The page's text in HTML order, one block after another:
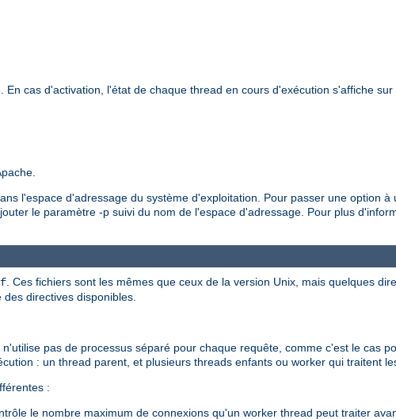
cas d'activation, l'état de chaque thread en cours d'exécution s'affiche sur
l'espace d'adressage du système d'exploitation. Pour passer une option à
le paramètre -p suivi du nom de l'espace d'adressage. Pour plus
. Ces fichiers sont les mêmes que ceux de la version Unix, mais quelques
des directives disponibles.
pas de processus séparé pour chaque requête, comme c'est le cas
: un thread parent, et plusieurs threads enfants ou worker qui traitent
:
le nombre maximum de connexions qu'un worker thread peut traiter